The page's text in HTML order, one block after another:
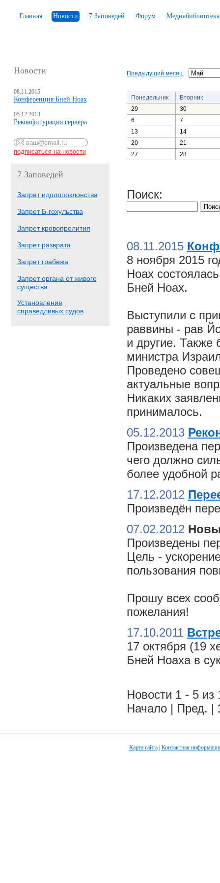
Главная Новости 7 Заповедей Форум Медиабиблиотека
Новости
08.11.2015
Конференция Бней Ноах
05.12.2013
Реконфигурация сервера
7 Заповедей
Запрет идолопоклонства
Запрет Б-гохульства
Запрет кровопролития
Запрет разврата
Запрет грабежа
Запрет органа от живого
существа
Установление
справедливых судов
Предыдущий месяц
Понедельник
Вторник
29
30
6
7
13
14
20
21
27
28
Поиск:
08.11.2015
8 ноября 2015
Ноах
Бней Ноах.
Выступили с
раввины - рав
и другие. Также
министра
Проведено
актуальные
Никаких
принималось.
05.12.2013
Произведена
чего должно
более удобной
17.12.2012
Произведён
07.02.2012
Произведены
Цель -
пользования
Прошу всех
пожелания!
17.10.2011
17 октября (19
Бней Ноаха в
Новости 1 - 5 из
Начало | Пред. |
Карта сайта| Контактная